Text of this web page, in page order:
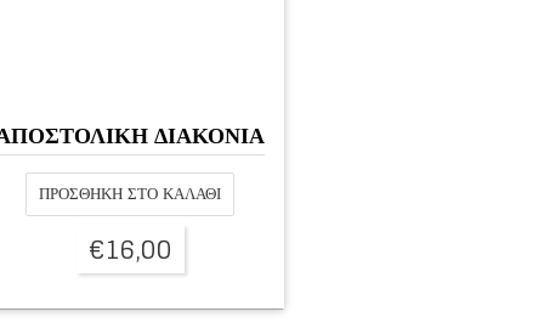
ΔΙΑΚΟΝΙΑ
ΠΡΟΣΘΉΚΗ ΣΤΟ ΚΑΛΆΘΙ
€16,00